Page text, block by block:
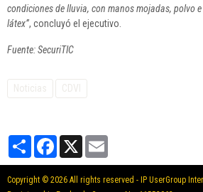
condiciones de lluvia, con manos mojadas, polvo
látex”, concluyó el ejecutivo.
Fuente: SecuriTIC
Noticias CDVI
PartagerFacebook
X
Copyright © 2026 All rights reserved - IP UserGroup